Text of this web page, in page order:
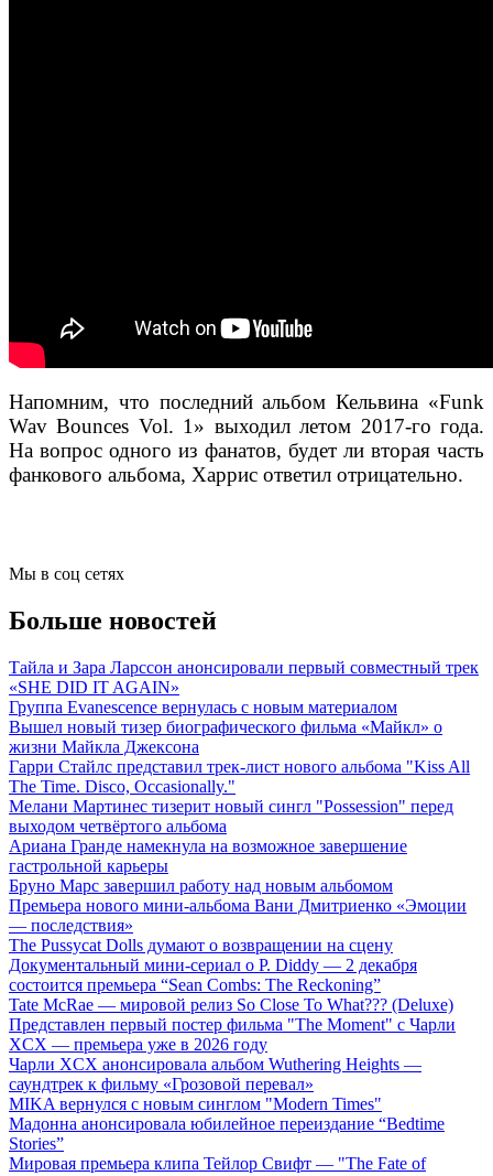
Напомним, что последний альбом Кельвина «Funk
Wav Bounces Vol. 1» выходил летом 2017-го года.
На вопрос одного из фанатов, будет ли вторая часть
фанкового альбома, Харрис ответил отрицательно.
Мы в соц сетях
Больше новостей
Тайла и Зара Ларссон анонсировали первый совместный трек
«SHE DID IT AGAIN»
Группа Evanescence вернулась с новым материалом
Вышел новый тизер биографического фильма «Майкл» о
жизни Майкла Джексона
Гарри Стайлс представил трек-лист нового альбома "Kiss All
The Time. Disco, Occasionally."
Мелани Мартинес тизерит новый сингл "Possession" перед
выходом четвёртого альбома
Ариана Гранде намекнула на возможное завершение
гастрольной карьеры
Бруно Марс завершил работу над новым альбомом
Премьера нового мини-альбома Вани Дмитриенко «Эмоции
— последствия»
The Pussycat Dolls думают о возвращении на сцену
Документальный мини-сериал о P. Diddy — 2 декабря
состоится премьера “Sean Combs: The Reckoning”
Tate McRae — мировой релиз So Close To What??? (Deluxe)
Представлен первый постер фильма "The Moment" с Чарли
XCX — премьера уже в 2026 году
Чарли XCX анонсировала альбом Wuthering Heights —
саундтрек к фильму «Грозовой перевал»
MIKA вернулся с новым синглом "Modern Times"
Мадонна анонсировала юбилейное переиздание “Bedtime
Stories”
Мировая премьера клипа Тейлор Свифт — "The Fate of